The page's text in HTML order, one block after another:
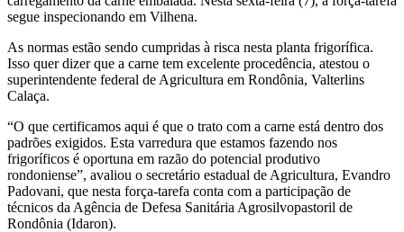
segue inspecionando em Vilhena.
As normas estão sendo cumpridas à risca nesta planta frigorífica.
Isso quer dizer que a carne tem excelente procedência, atestou o
superintendente federal de Agricultura em Rondônia, Valterlins
Calaça.
“O que certificamos aqui é que o trato com a carne está dentro dos
padrões exigidos. Esta varredura que estamos fazendo nos
frigoríficos é oportuna em razão do potencial produtivo
rondoniense”, avaliou o secretário estadual de Agricultura, Evandro
Padovani, que nesta força-tarefa conta com a participação de
técnicos da Agência de Defesa Sanitária Agrosilvopastoril de
Rondônia (Idaron).